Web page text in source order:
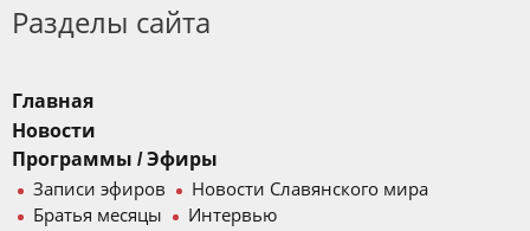
Разделы сайта
Главная
Новости
Программы / Эфиры
Записи эфиров
Новости Славянского мира
Братья месяцы
Интервью